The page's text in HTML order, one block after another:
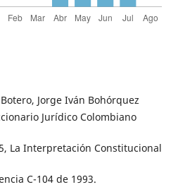
Jorge Iván Bohórquez
Jurídico Colombiano
La Interpretación Constitucional
C-104 de 1993.